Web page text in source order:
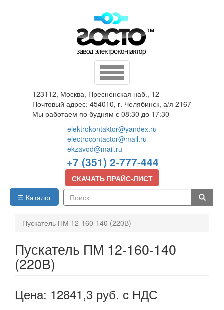
Toggle
navigation
123112, Москва, Пресненская наб., 12
Почтовый адрес: 454010, г. Челябинск, а/я 2167
Мы работаем по будням с 08:30 до 17:30
elektrokontaktor@yandex.ru
electrocontactor@mail.ru
ekzavod@mail.ru
+7 (351) 2-777-444
СКАЧАТЬ ПРАЙС-ЛИСТ
☰ Каталог
Пускатель ПМ 12-160-140 (220В)
Пускатель ПМ 12-160-140
(220В)
Цена: 12841,3 руб. с НДС